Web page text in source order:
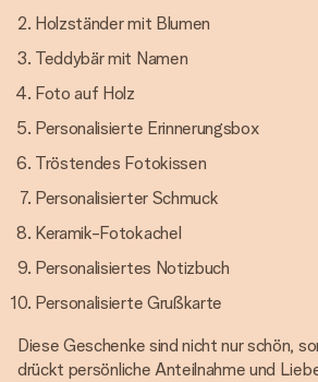
Holzständer mit Blumen
Teddybär mit Namen
Foto auf Holz
Personalisierte Erinnerungsbox
Tröstendes Fotokissen
Personalisierter Schmuck
Keramik-Fotokachel
Personalisiertes Notizbuch
Personalisierte Grußkarte
Diese Geschenke sind nicht nur schön,
drückt persönliche Anteilnahme und